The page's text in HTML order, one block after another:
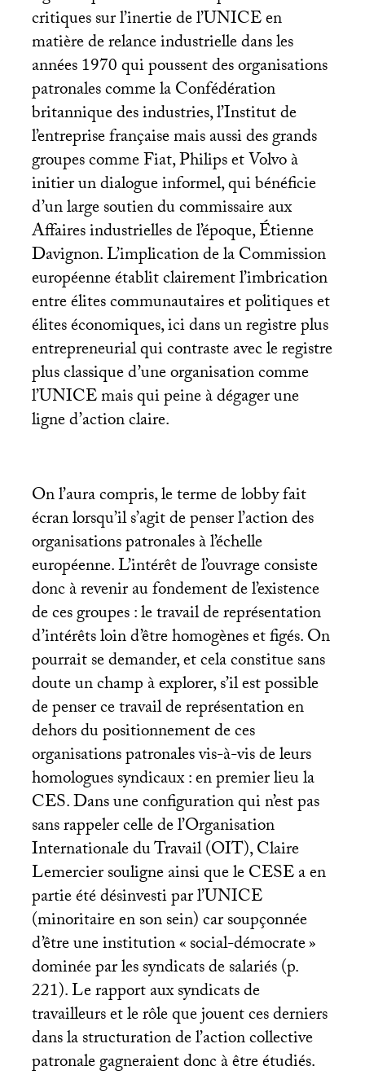
critiques sur l’inertie de l’UNICEen
matière de relance industrielle dans les
années 1970 qui poussent des organisations
patronales comme la Confédération
britannique des industries, l’Institut de
l’entreprise française mais aussi des grands
groupes comme Fiat, Philips et Volvo à
initier un dialogue informel, qui bénéficie
d’un large soutien du commissaire aux
Affaires industrielles de l’époque, Étienne
Davignon. L’implication de la Commission
européenne établit clairement l’imbrication
entre élites communautaires et politiques et
élites économiques, ici dans un registre plus
entrepreneurial qui contraste avec le registre
plus classique d’une organisation comme
l’UNICEmais qui peine à dégager une
ligne d’action claire.
On l’aura compris, le terme de lobby fait
écran lorsqu’il s’agit de penser l’action des
organisations patronales à l’échelle
européenne. L’intérêt de l’ouvrage consiste
donc à revenir au fondement de l’existence
de ces groupes : le travail de représentation
d’intérêts loin d’être homogènes et figés. On
pourrait se demander, et cela constitue sans
doute un champ à explorer, s’il est possible
de penser ce travail de représentation en
dehors du positionnement de ces
organisations patronales vis-à-vis de leurs
homologues syndicaux : en premier lieu la
CES. Dans une configuration qui n’est pas
sans rappeler celle de l’Organisation
Internationale du Travail (OIT), Claire
Lemercier souligne ainsi que leCESEa en
partie été désinvesti par l’UNICE
(minoritaire en son sein) car soupçonnée
d’être une institution «social-démocrate»
dominée par les syndicats de salariés (p.
221). Le rapport aux syndicats de
travailleurs et le rôle que jouent ces derniers
dans la structuration de l’action collective
patronale gagneraient donc à être étudiés.